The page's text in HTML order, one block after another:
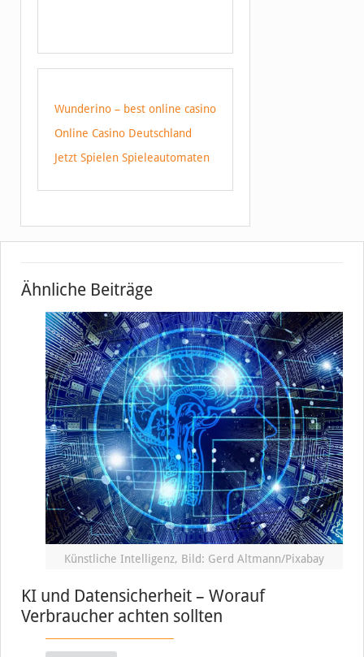
Wunderino – best online casino
Online Casino Deutschland
Jetzt Spielen Spieleautomaten
Ähnliche Beiträge
Künstliche Intelligenz, Bild: Gerd Altmann/Pixabay
KI und Datensicherheit – Worauf
Verbraucher achten sollten